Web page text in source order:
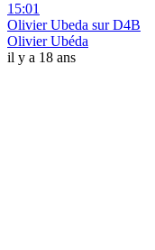
15:01
Olivier Ubeda sur D4B
Olivier Ubéda
il y a 18 ans